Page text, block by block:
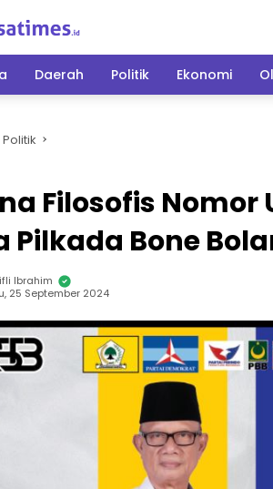
Daerah Politik Ekonomi
Politik
Filosofis Nomor
Pilkada Bone
Ibrahim
25 September 2024